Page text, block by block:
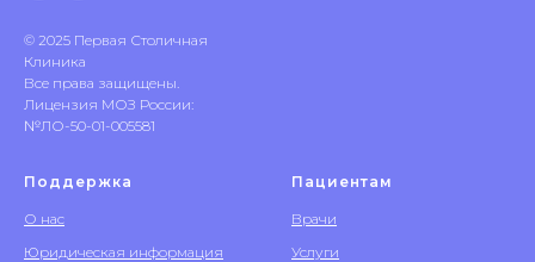
© 2025 Первая Столичная
Клиника
Все права защищены.
Лицензия МОЗ России:
№ЛО-50-01-005581
Поддержка
О нас
Юридическая информация
Пациентам
Врачи
Услуги